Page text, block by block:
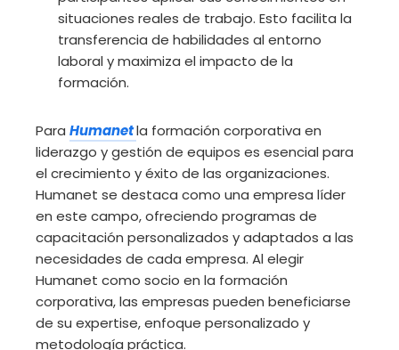
situaciones reales de trabajo. Esto facilita la
transferencia de habilidades al entorno
laboral y maximiza el impacto de la
formación.
Para Humanetla formación corporativa en
liderazgo y gestión de equipos es esencial para
el crecimiento y éxito de las organizaciones.
Humanet se destaca como una empresa líder
en este campo, ofreciendo programas de
capacitación personalizados y adaptados a las
necesidades de cada empresa. Al elegir
Humanet como socio en la formación
corporativa, las empresas pueden beneficiarse
de su expertise, enfoque personalizado y
metodología práctica.